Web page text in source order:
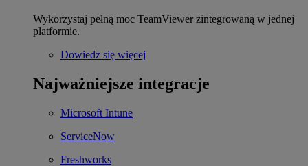
Wykorzystaj pełną moc TeamViewer zintegrowaną w jednej
platformie.
Dowiedz się więcej
Najważniejsze integracje
Microsoft Intune
ServiceNow
Freshworks